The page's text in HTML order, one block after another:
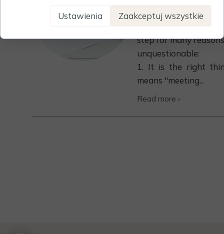
Assessing
step for many
unquestionable:
1. It is the right
means "meeting...
Read more ›
Ustawienia Zaakceptuj wszystkie